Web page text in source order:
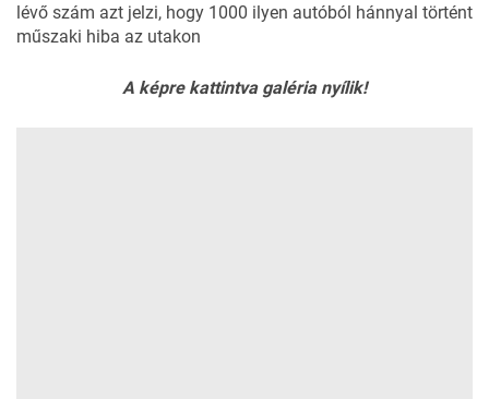
lévő szám azt jelzi, hogy 1000 ilyen autóból hánnyal történt
műszaki hiba az utakon
A képre kattintva galéria nyílik!